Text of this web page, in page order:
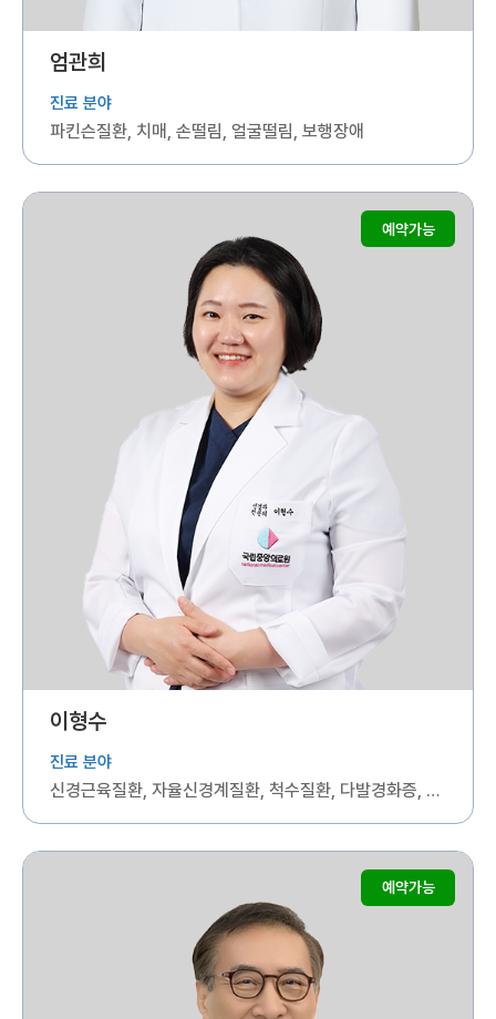
엄관희
진료 분야
파킨슨질환, 치매, 손떨림, 얼굴떨림, 보행장애
예약가능
이형수
진료 분야
신경근육질환, 자율신경계질환, 척수질환, 다발경화증, 시신경척수병증, 자가면역신경계질환, 두통, 뇌경색
예약가능